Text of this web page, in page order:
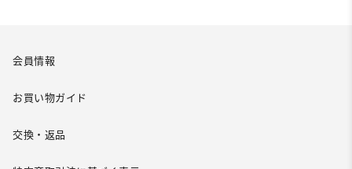
会員情報
お買い物ガイド
交換・返品